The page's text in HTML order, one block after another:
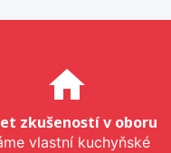
home
zkušeností v oboru
vlastní kuchyňské